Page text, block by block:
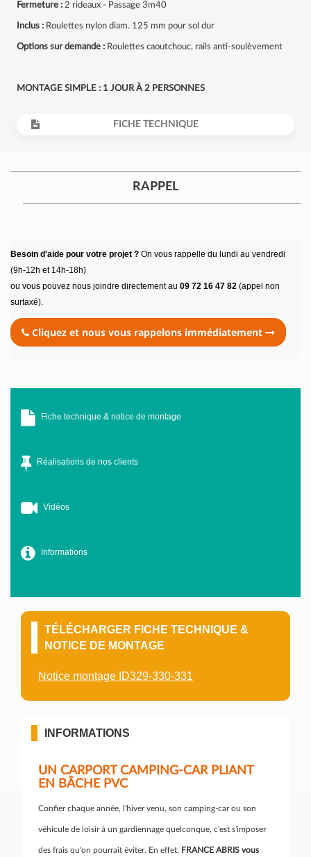
Fermeture : 2 rideaux - Passage 3m40
Inclus : Roulettes nylon diam. 125 mm pour sol dur
Options sur demande : Roulettes caoutchouc, rails anti-soulèvement
MONTAGE SIMPLE : 1 JOUR À 2 PERSONNES
FICHE TECHNIQUE
RAPPEL
Besoin d'aide pour votre projet ? On vous rappelle du lundi au vendredi
(9h-12h et 14h-18h)
ou vous pouvez nous joindre directement au 09 72 16 47 82 (appel non
surtaxé).
Cliquez et nous vous rappelons immédiatement
Fiche technique & notice de montage
Réalisations de nos clients
Vidéos
Informations
TÉLÉCHARGER FICHE TECHNIQUE &
NOTICE DE MONTAGE
Notice montage ID329-330-331
INFORMATIONS
UN CARPORT CAMPING-CAR PLIANT
EN BÂCHE PVC
Confier chaque année, l'hiver venu, son camping-car ou son
véhicule de loisir à un gardiennage quelconque, c'est s'imposer
des frais qu'on pourrait éviter. En effet, FRANCE ABRIS vous